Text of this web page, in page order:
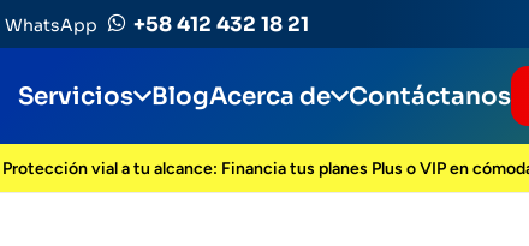
WhatsApp +58 412 432 18 21
Servicios BlogAcerca de Contáctanos
Protección vial a tu alcance: Financia tus planes Plus o VIP en